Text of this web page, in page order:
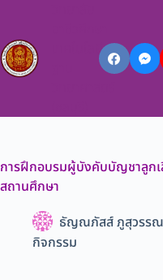
เทคโนโลยี
การฝึกอบรมผู้บังคับบัญชาลูกเ
สถานศึกษา
ธัญณภัสส์ ภูสุวรร
กิจกรรม